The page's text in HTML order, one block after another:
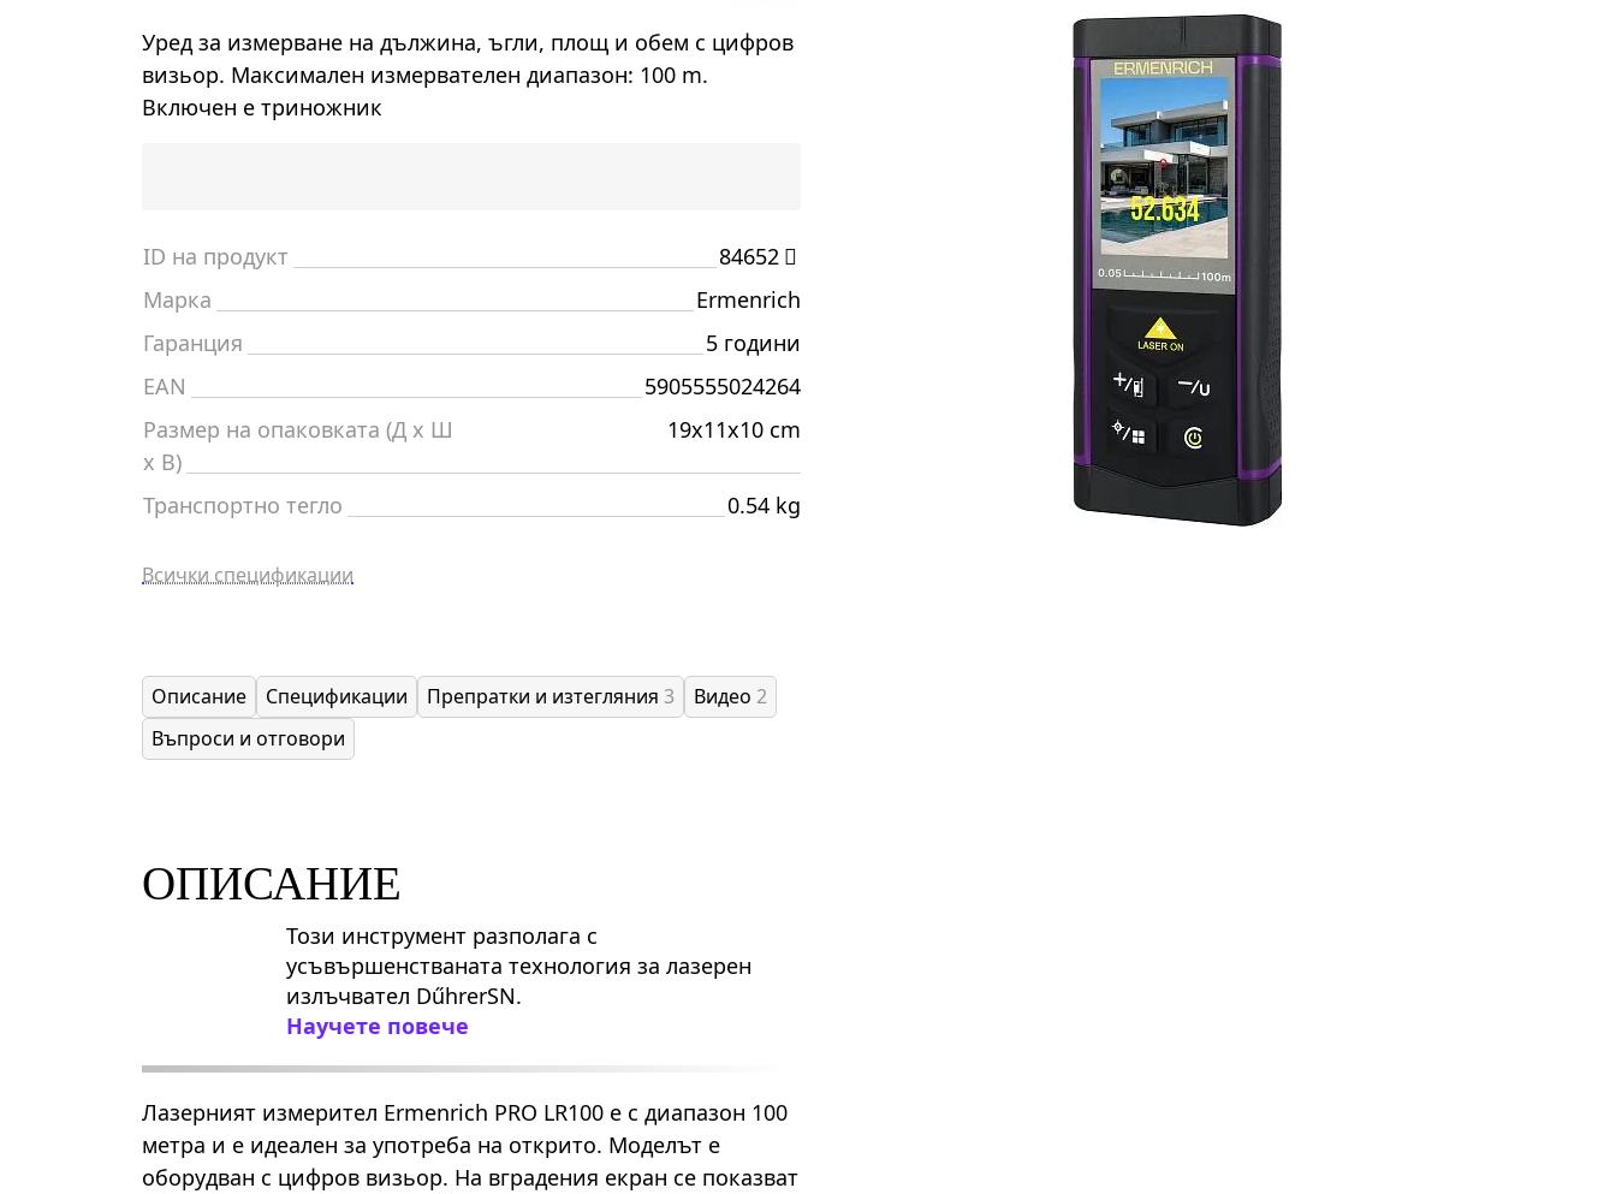
Уред за измерване на дължина, ъгли, площ и обем с цифров
визьор. Максимален измервателен диапазон: 100 m.
Включен е триножник
ID на продукт
84652
Марка
Ermenrich
Гаранция
5 години
EAN
5905555024264
Размер на опаковката (Д x Ш
x В)
19x11x10 cm
Транспортно тегло 0.54 kg
Всички спецификации
Описание Спецификации Препратки и изтегляния 3 Видео 2
Въпроси и отговори
ОПИСАНИЕ
Този инструмент разполага с
усъвършенстваната технология за лазерен
излъчвател DűhrerSN.
Научете повече
Лазерният измерител Ermenrich PRO LR100 е с диапазон 100
метра и е идеален за употреба на открито. Моделът е
оборудван с цифров визьор. На вградения екран се показват